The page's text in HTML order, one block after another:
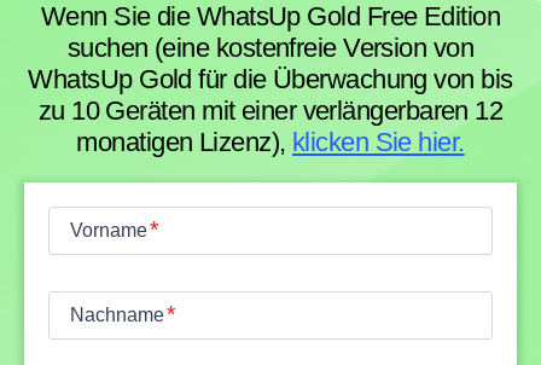
Wenn Sie die WhatsUp Gold Free Edition
suchen (eine kostenfreie Version von
WhatsUp Gold für die Überwachung von bis
zu 10 Geräten mit einer verlängerbaren 12
monatigen Lizenz), klicken Sie hier.
Vorname
Nachname